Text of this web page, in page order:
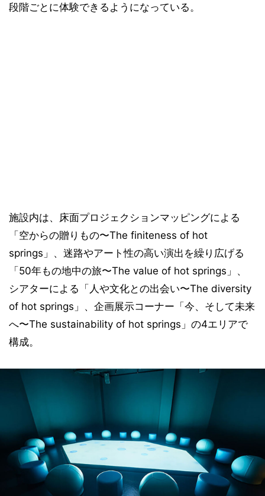
段階ごとに体験できるようになっている。
施設内は、床面プロジェクションマッピングによる
「空からの贈りもの〜The finiteness of hot
springs」、迷路やアート性の高い演出を繰り広げる
「50年もの地中の旅〜The value of hot springs」、
シアターによる「人や文化との出会い〜The diversity
of hot springs」、企画展示コーナー「今、そして未来
へ〜The sustainability of hot springs」の4エリアで
構成。